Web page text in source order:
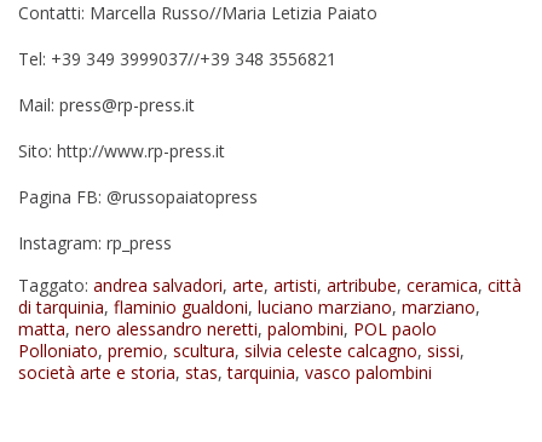
Contatti: Marcella Russo//Maria Letizia Paiato
Tel: +39 349 3999037//+39 348 3556821
Mail: press@rp-press.it
Sito: http://www.rp-press.it
Pagina FB: @russopaiatopress
Instagram: rp_press
Taggato: andrea salvadori, arte, artisti, artribube, ceramica, città
di tarquinia, flaminio gualdoni, luciano marziano, marziano,
matta, nero alessandro neretti, palombini, POL paolo
Polloniato, premio, scultura, silvia celeste calcagno, sissi,
società arte e storia, stas,tarquinia, vasco palombini